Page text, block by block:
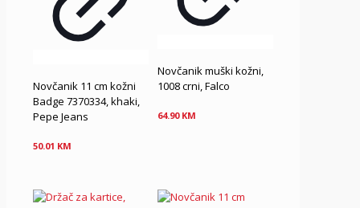
Novčanik 11 cm kožni
Badge 7370334, khaki,
Pepe Jeans
50.01 KM
Novčanik muški kožni,
1008 crni, Falco
64.90 KM